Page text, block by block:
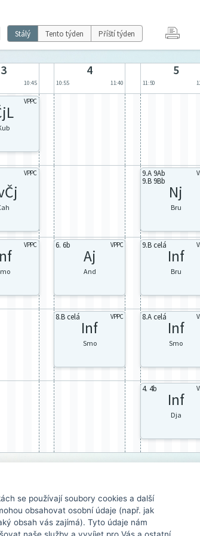
Stálý Tento týden Příští týden
3
10:45
4
10:55 11:40
5
11:50
VPPC
VPPC 9.A 9Ab
9.B 9Bb
Nj
Bru
VPPC 6. 6b VPPC
Aj
And
9.B celá
Inf
Bru
8.B celá VPPC
Inf
Smo
8.A celá
Inf
Smo
4. 4b
Inf
Dja
se používají soubory cookies a další
obsahovat osobní údaje (např. jak
obsah vás zajímá). Tyto údaje nám